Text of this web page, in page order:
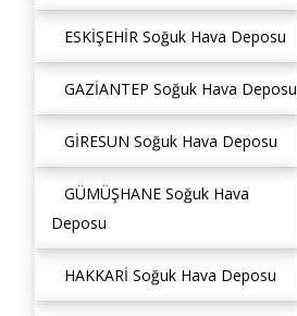
ESKİŞEHİR Soğuk Hava Deposu
GAZİANTEP Soğuk Hava Deposu
GİRESUN Soğuk Hava Deposu
GÜMÜŞHANE Soğuk Hava
Deposu
HAKKARİ Soğuk Hava Deposu